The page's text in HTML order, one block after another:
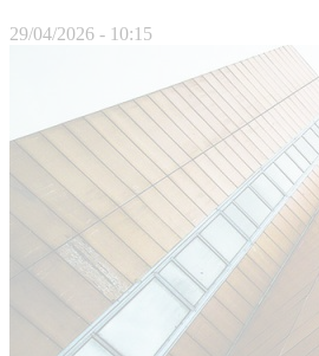
29/04/2026 - 10:15